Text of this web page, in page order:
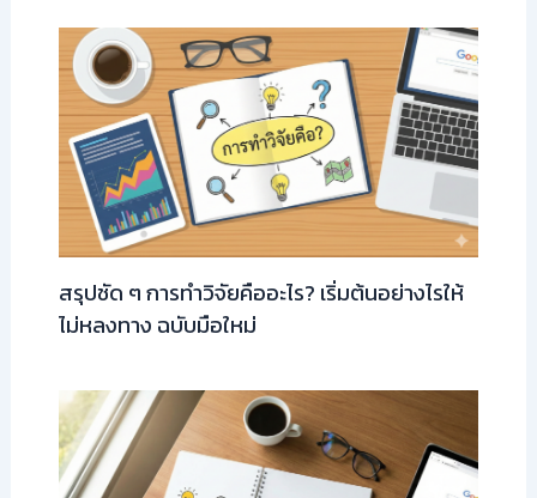
สรุปชัด ๆ การทำวิจัยคืออะไร? เริ่มต้นอย่างไรให้
ไม่หลงทาง ฉบับมือใหม่